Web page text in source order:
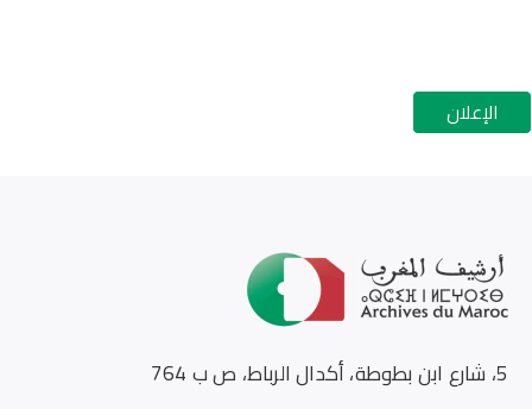
الإعلان
5، شارع ابن بطوطة، أكدال الرباط، ص ب 764